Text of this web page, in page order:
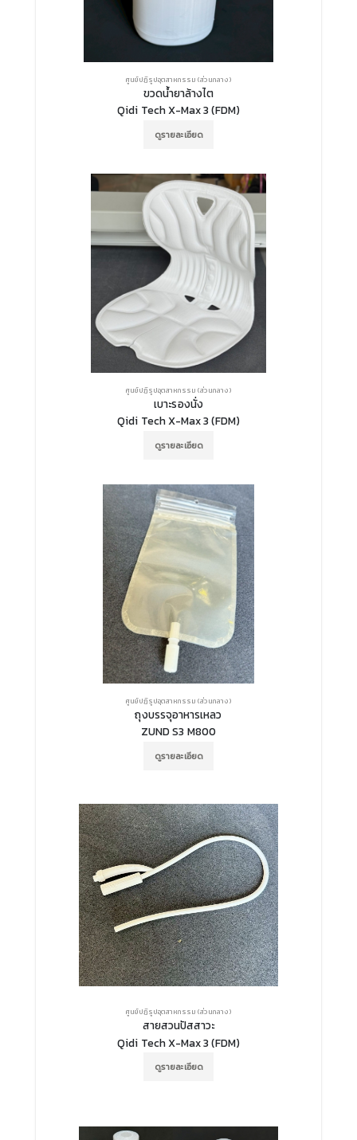
ศูนย์ปฏิรูปอุตสาหกรรม (ส่วนกลาง)
ขวดน้ำยาล้างไต
Qidi Tech X-Max 3 (FDM)
ดูรายละเอียด
ศูนย์ปฏิรูปอุตสาหกรรม (ส่วนกลาง)
เบาะรองนั่ง
Qidi Tech X-Max 3 (FDM)
ดูรายละเอียด
ศูนย์ปฏิรูปอุตสาหกรรม (ส่วนกลาง)
ถุงบรรจุอาหารเหลว
ZUND S3 M800
ดูรายละเอียด
ศูนย์ปฏิรูปอุตสาหกรรม (ส่วนกลาง)
สายสวนปัสสาวะ
Qidi Tech X-Max 3 (FDM)
ดูรายละเอียด